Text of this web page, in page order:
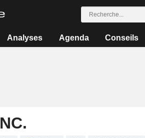
Analyses Agenda Conseils